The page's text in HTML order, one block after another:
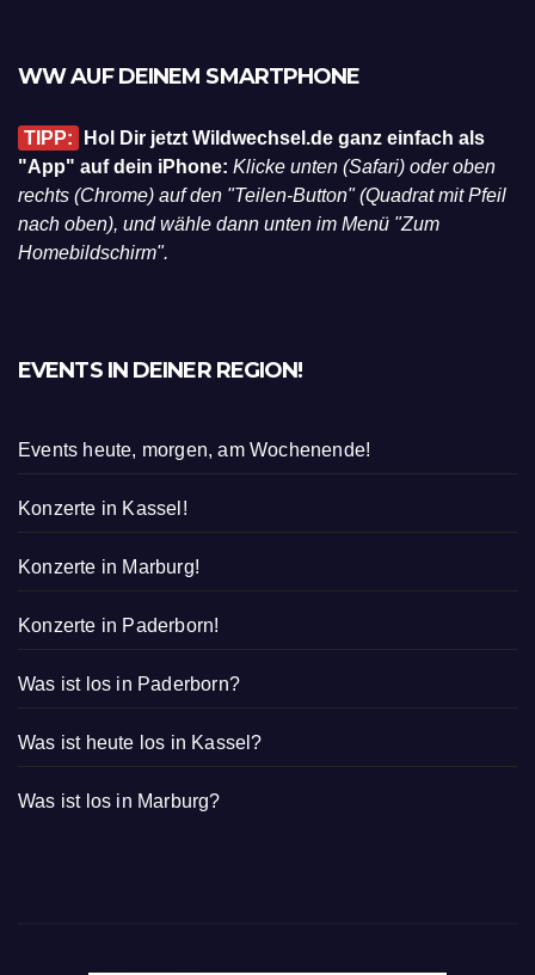
WW AUF DEINEM SMARTPHONE
TIPP:
Hol Dir jetzt Wildwechsel.de ganz einfach als
"App" auf dein iPhone: Klicke unten (Safari) oder oben
rechts (Chrome) auf den "Teilen-Button" (Quadrat mit Pfeil
nach oben), und wähle dann unten im Menü "Zum
Homebildschirm".
EVENTS IN DEINER REGION!
Events heute, morgen, am Wochenende!
Konzerte in Kassel!
Konzerte in Marburg!
Konzerte in Paderborn!
Was ist los in Paderborn?
Was ist heute los in Kassel?
Was ist los in Marburg?